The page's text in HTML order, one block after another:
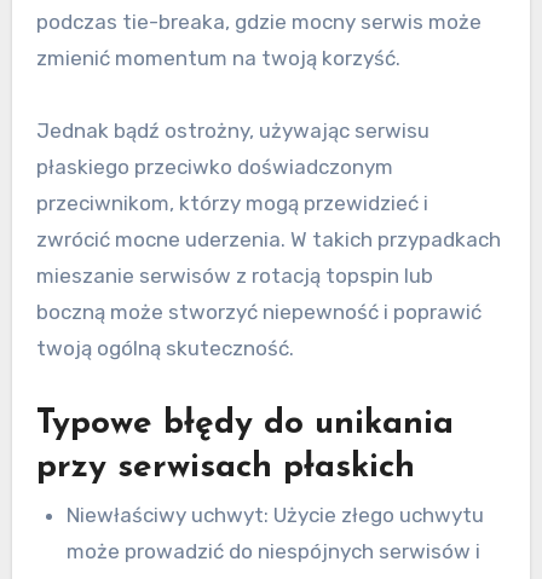
podczas tie-breaka, gdzie mocny serwis może
zmienić momentum na twoją korzyść.
Jednak bądź ostrożny, używając serwisu
płaskiego przeciwko doświadczonym
przeciwnikom, którzy mogą przewidzieć i
zwrócić mocne uderzenia. W takich przypadkach
mieszanie serwisów z rotacją topspin lub
boczną może stworzyć niepewność i poprawić
twoją ogólną skuteczność.
Typowe błędy do unikania
przy serwisach płaskich
Niewłaściwy uchwyt: Użycie złego uchwytu
może prowadzić do niespójnych serwisów i